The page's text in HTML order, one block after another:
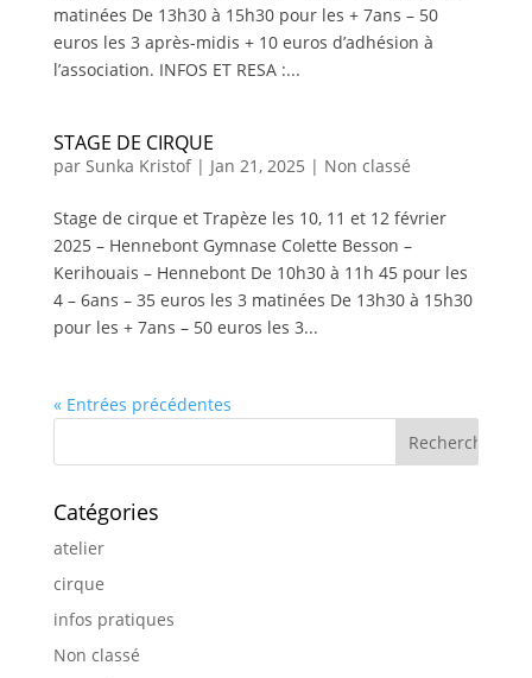
matinées De 13h30 à 15h30 pour les + 7ans – 50
euros les 3 après-midis + 10 euros d’adhésion à
l’association. INFOS ET RESA :...
STAGE DE CIRQUE
par Sunka Kristof| Jan 21, 2025 | Non classé
Stage de cirque et Trapèze les 10, 11 et 12 février
2025 – Hennebont Gymnase Colette Besson –
Kerihouais – Hennebont De 10h30 à 11h 45 pour les
4 – 6ans – 35 euros les 3 matinées De 13h30 à 15h30
pour les + 7ans – 50 euros les 3...
« Entrées précédentes
Catégories
atelier
cirque
infos pratiques
Non classé